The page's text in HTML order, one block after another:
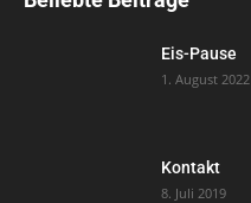
Eis-Pause
1. August 2022
Kontakt
8. Juli 2019